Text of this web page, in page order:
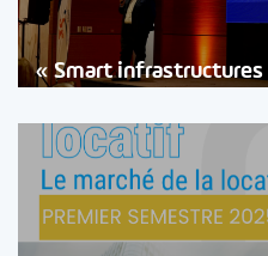
« Smart infrastructures